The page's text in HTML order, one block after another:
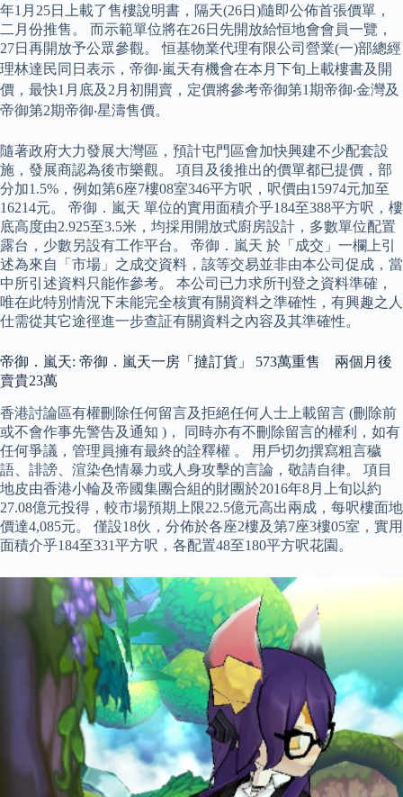
年1月25日上載了售樓說明書，隔天(26日)隨即公佈首張價單，
二月份推售。 而示範單位將在26日先開放給恒地會會員一覽，
27日再開放予公眾參觀。 恒基物業代理有限公司營業(一)部總經
理林達民同日表示，帝御‧嵐天有機會在本月下旬上載樓書及開
價，最快1月底及2月初開賣，定價將參考帝御第1期帝御‧金灣及
帝御第2期帝御‧星濤售價。
隨著政府大力發展大灣區，預計屯門區會加快興建不少配套設
施，發展商認為後市樂觀。 項目及後推出的價單都已提價，部
分加1.5%，例如第6座7樓08室346平方呎，呎價由15974元加至
16214元。 帝御．嵐天 單位的實用面積介乎184至388平方呎，樓
底高度由2.925至3.5米，均採用開放式廚房設計，多數單位配置
露台，少數另設有工作平台。 帝御．嵐天 於「成交」一欄上引
述為來自「市場」之成交資料，該等交易並非由本公司促成，當
中所引述資料只能作參考。 本公司已力求所刊登之資料準確，
唯在此特別情況下未能完全核實有關資料之準確性，有興趣之人
仕需從其它途徑進一步查証有關資料之內容及其準確性。
帝御．嵐天: 帝御．嵐天一房「撻訂貨」 573萬重售 兩個月後
賣貴23萬
香港討論區有權刪除任何留言及拒絕任何人士上載留言 (刪除前
或不會作事先警告及通知 )， 同時亦有不刪除留言的權利，如有
任何爭議，管理員擁有最終的詮釋權 。 用戶切勿撰寫粗言穢
語、誹謗、渲染色情暴力或人身攻擊的言論，敬請自律。 項目
地皮由香港小輪及帝國集團合組的財團於2016年8月上旬以約
27.08億元投得，較市場預期上限22.5億元高出兩成，每呎樓面地
價達4,085元。 僅設18伙，分佈於各座2樓及第7座3樓05室，實用
面積介乎184至331平方呎，各配置48至180平方呎花園。